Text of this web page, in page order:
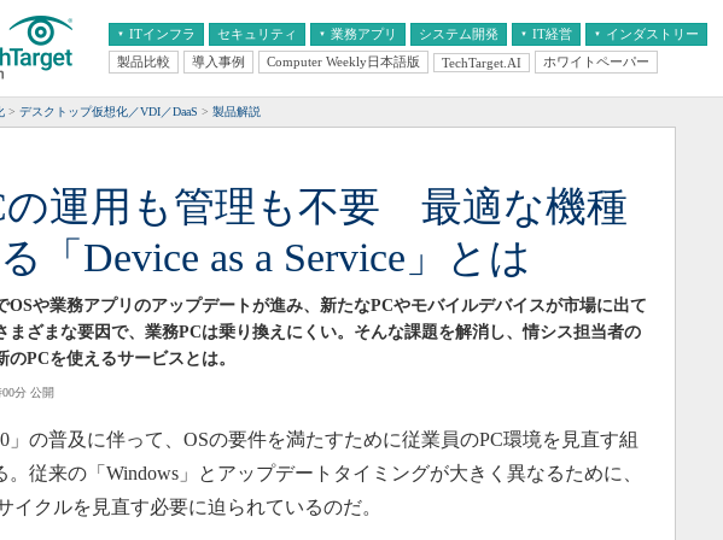
ITインフラ セキュリティ 業務アプリ
エンタープライズAI
ERP
情報系システム
システム開発 IT経営
経営とIT
インダストリー
医療IT
製品比較 導入事例 Computer Weekly日本語版 TechTarget.AI ホワイトペーパー
デスクトップ仮想化／VDI／DaaS 製品解説
の運用も管理も不要 最適な機種
「Device as a Service」とは
OSや業務アプリのアップデートが進み、新たなPCやモバイルデバイスが市場に出て
まざまな要因で、業務PCは乗り換えにくい。そんな課題を解消し、情シス担当者の
のPCを使えるサービスとは。
00分 公開
」の普及に伴って、OSの要件を満たすために従業員のPC環境を見直す組
。従来の「Windows」とアップデートタイミングが大きく異なるために、
イクルを見直す必要に迫られているのだ。